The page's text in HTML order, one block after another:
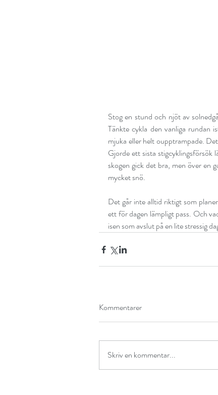
Stog en stund och njöt av
Tänkte cykla den vanliga rundan
mjuka eller helt oupptrampade.
Gjorde ett sista stigcyklingsförsök
skogen gick det bra, men över en
mycket snö.
Det går inte alltid riktigt som
ett för dagen lämpligt pass. Och
isen som avslut på en lite stressig
Kommentarer
Skriv en kommentar...